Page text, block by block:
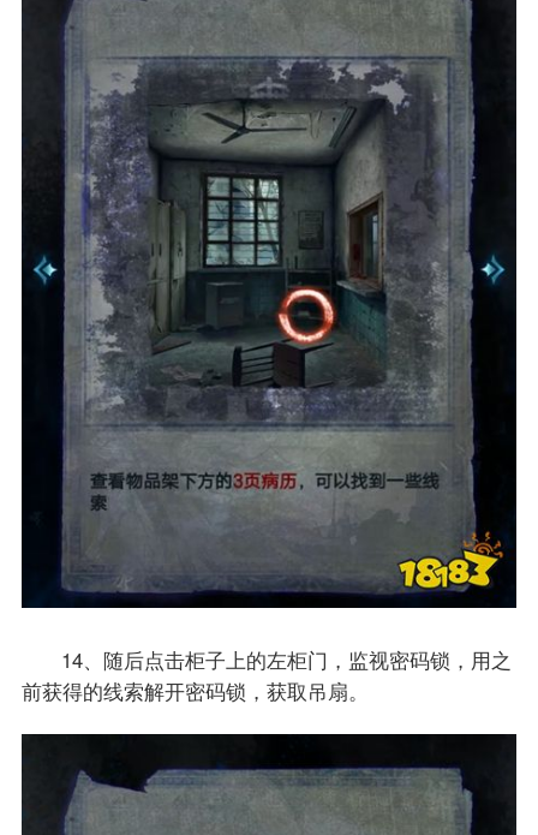
14、随后点击柜子上的左柜门，监视密码锁，用之
前获得的线索解开密码锁，获取吊扇。